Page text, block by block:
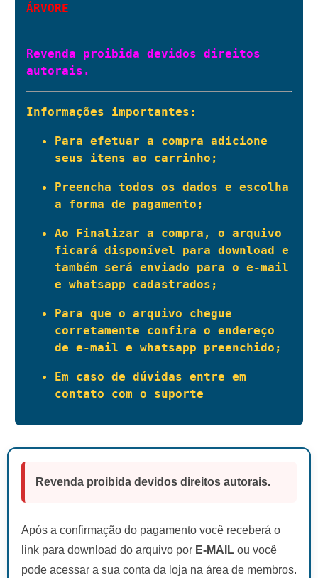
ÁRVORE
Revenda proibida devidos direitos
autorais.
Informações importantes:
Para efetuar a compra adicione
seus itens ao carrinho;
Preencha todos os dados e escolha
a forma de pagamento;
Ao Finalizar a compra, o arquivo
ficará disponível para download e
também será enviado para o e-mail
e whatsapp cadastrados;
Para que o arquivo chegue
corretamente confira o endereço
de e-mail e whatsapp preenchido;
Em caso de dúvidas entre em
contato com o suporte
Revenda proibida devidos direitos autorais.
Após a confirmação do pagamento você receberá o
link para download do arquivo por E-MAIL ou você
pode acessar a sua conta da loja na área de membros.